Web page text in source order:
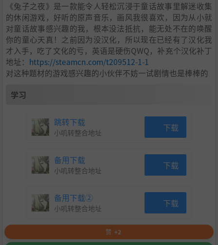
《兔子之夜》是一款能令人轻松沉浸于童话故事里解迷收集
的休闲游戏，好听的原声音乐，画风我很喜欢，因为从小就
对童话故事感兴趣的我，根本没法抵抗，能无处不在的唤醒
你的童心天真！之前因为没汉化，所以现在已经有了汉化我
才入手，吃了文化的亏，英语是硬伤QWQ，补充个汉化补丁
地址： https://steamcn.com/t209512-1-1
对这种题材的游戏感兴趣的小伙伴不妨一试剧情也是棒棒的
学习
跳转下载
小叽转整合地址 下载
备用下载
小叽转整合地址 下载
备用下载②
小叽转整合地址 下载
赞 +2